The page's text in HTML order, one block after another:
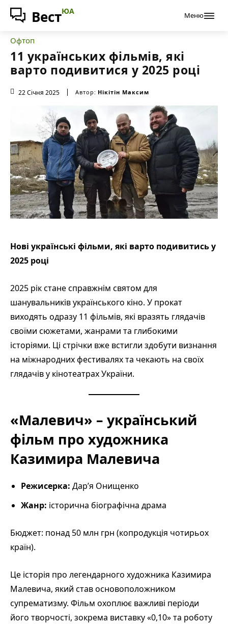
ВестЮА Меню
Офтоп
11 українських фільмів, які
варто подивитися у 2025 році
22 Січня 2025 Автор: Нікітін Максим
Нові українські фільми, які варто подивитись у
2025 році
2025 рік стане справжнім святом для
шанувальників українського кіно. У прокат
виходять одразу 11 фільмів, які вразять глядачів
своїми сюжетами, жанрами та глибокими
історіями. Ці стрічки вже встигли здобути визнання
на міжнародних фестивалях та чекають на своїх
глядачів у кінотеатрах України.
«Малевич» – український
фільм про художника
Казимира Малевича
Режисерка: Дар’я Онищенко
Жанр: історична біографічна драма
Бюджет: понад 50 млн грн (копродукція чотирьох
країн).
Це історія про легендарного художника Казимира
Малевича, який став основоположником
супрематизму. Фільм охоплює важливі періоди
його творчості, зокрема виставку «0,10» та роботу